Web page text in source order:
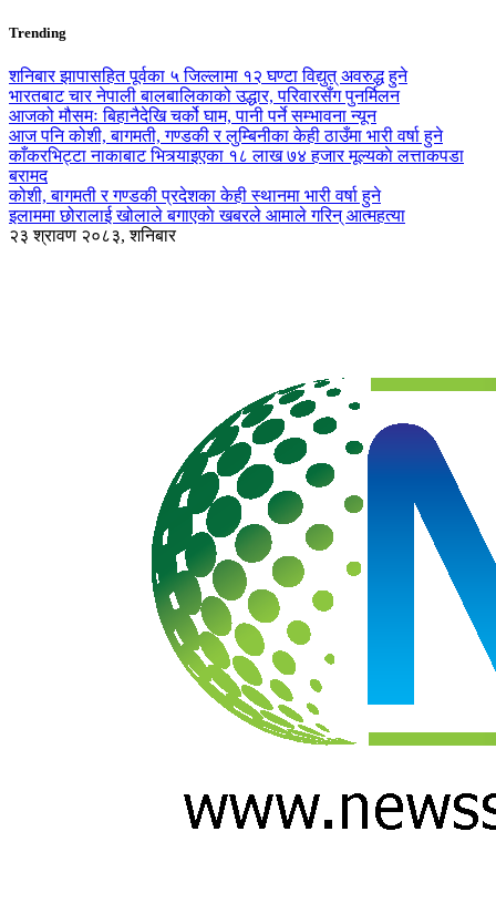
Trending
शनिबार झापासहित पूर्वका ५ जिल्लामा १२ घण्टा विद्युत् अवरुद्ध हुने
भारतबाट चार नेपाली बालबालिकाको उद्धार, परिवारसँग पुनर्मिलन
आजको मौसमः बिहानैदेखि चर्को घाम, पानी पर्ने सम्भावना न्यून
आज पनि कोशी, बागमती, गण्डकी र लुम्बिनीका केही ठाउँमा भारी वर्षा हुने
काँकरभिट्टा नाकाबाट भित्र्याइएका १८ लाख ७४ हजार मूल्यकाे लत्ताकपडा
बरामद
कोशी, बागमती र गण्डकी प्रदेशका केही स्थानमा भारी वर्षा हुने
इलाममा छोरालाई खोलाले बगाएकाे खबरले आमाले गरिन् आत्महत्या
२३ श्रावण २०८३, शनिबार